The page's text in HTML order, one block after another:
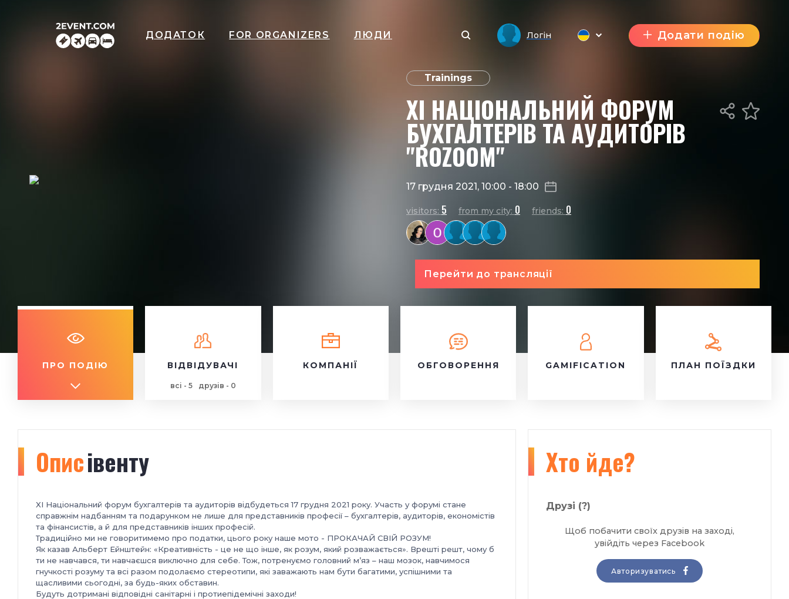
ДОДАТОК FOR ORGANIZERS ЛЮДИ Логін Додати подію
Trainings
XI НАЦІОНАЛЬНИЙ ФОРУМ
БУХГАЛТЕРІВ ТА АУДИТОРІВ
"ROZOOM"
17 грудня 2021, 10:00 - 18:00
visitors: 5 from my city: 0 friends: 0
Перейти до трансляції
ПРО ПОДІЮ ВІДВІДУВАЧІ
всі - 5 друзів - 0
КОМПАНІЇ ОБГОВОРЕННЯ GAMIFICATION ПЛАН ПОЇЗДКИ
Описівенту
XI Національний форум бухгалтерів та аудиторів відбудеться 17 грудня 2021 року. Участь у форумі стане
справжнім надбанням та подарунком не лише для представників професії – бухгалтерів, аудиторів, економістів
та фінансистів, а й для представників інших професій.
Традиційно ми не говоритимемо про податки, цього року наше мото - ПРОКАЧАЙ СВІЙ РОЗУМ!
Як казав Альберт Ейнштейн: «Креативність - це не що інше, як розум, який розважається». Врешті решт, чому б
ти не навчався, ти навчаєшся виключно для себе. Тож, потренуємо головний м’яз – наш мозок, навчимося
гнучкості розуму та всі разом подолаємо стереотипи, які заважають нам бути багатими, успішними та
щасливими сьогодні, за будь-яких обставин.
Будуть дотримані відповідні санітарні і протиепідемічні заходи!
Хто йде?
Друзі (?)
Щоб побачити своїх друзів на заході,
увійдіть через Facebook
Авторизуватись